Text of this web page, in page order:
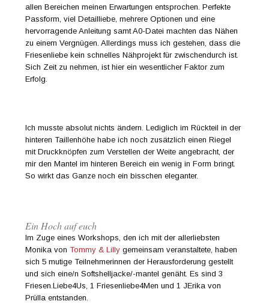
allen Bereichen meinen Erwartungen entsprochen. Perfekte
Passform, viel Detailliebe, mehrere Optionen und eine
hervorragende Anleitung samt A0-Datei machten das Nähen
zu einem Vergnügen. Allerdings muss ich gestehen, dass die
Friesenliebe kein schnelles Nähprojekt für zwischendurch ist.
Sich Zeit zu nehmen, ist hier ein wesentlicher Faktor zum
Erfolg.
Ich musste absolut nichts ändern. Lediglich im Rückteil in der
hinteren Taillenhöhe habe ich noch zusätzlich einen Riegel
mit Druckknöpfen zum Verstellen der Weite angebracht, der
mir den Mantel im hinteren Bereich ein wenig in Form bringt.
So wirkt das Ganze noch ein bisschen eleganter.
Ein Hoch auf euch
Im Zuge eines Workshops, den ich mit der allerliebsten
Monika vonTommy & Lilly gemeinsam veranstaltete, haben
sich 5 mutige Teilnehmerinnen der Herausforderung gestellt
und sich eine/n Softshelljacke/-mantel genäht. Es sind 3
Friesen.Liebe4Us, 1 Friesenliebe4Men und 1 JErika von
Prülla entstanden.